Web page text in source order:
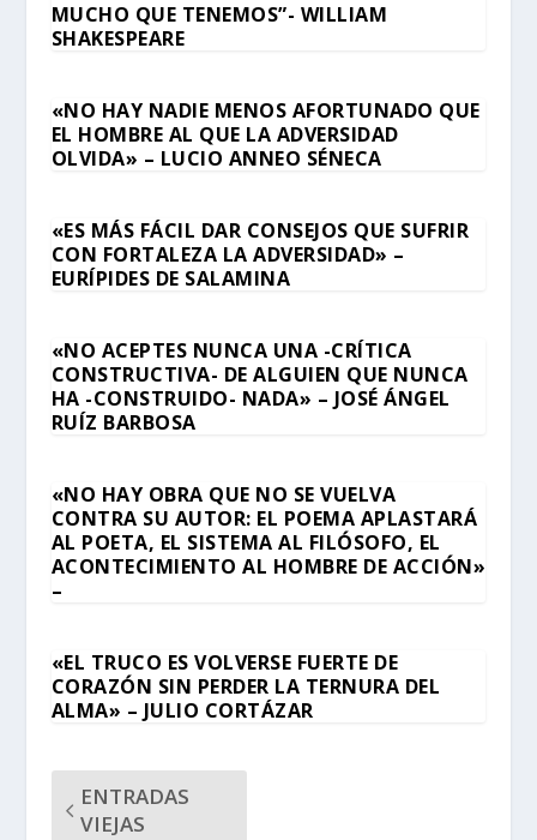
MUCHO QUE TENEMOS”- WILLIAM
SHAKESPEARE
«NO HAY NADIE MENOS AFORTUNADO QUE
EL HOMBRE AL QUE LA ADVERSIDAD
OLVIDA» – LUCIO ANNEO SÉNECA
«ES MÁS FÁCIL DAR CONSEJOS QUE SUFRIR
CON FORTALEZA LA ADVERSIDAD» –
EURÍPIDES DE SALAMINA
«NO ACEPTES NUNCA UNA -CRÍTICA
CONSTRUCTIVA- DE ALGUIEN QUE NUNCA
HA -CONSTRUIDO- NADA» – JOSÉ ÁNGEL
RUÍZ BARBOSA
«NO HAY OBRA QUE NO SE VUELVA
CONTRA SU AUTOR: EL POEMA APLASTARÁ
AL POETA, EL SISTEMA AL FILÓSOFO, EL
ACONTECIMIENTO AL HOMBRE DE ACCIÓN»
–
«EL TRUCO ES VOLVERSE FUERTE DE
CORAZÓN SIN PERDER LA TERNURA DEL
ALMA» – JULIO CORTÁZAR
ENTRADAS
VIEJAS